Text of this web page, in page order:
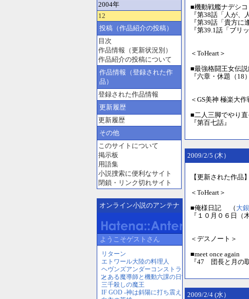
2004年
12
投稿（作品紹介の投稿）
目次
作品情報（更新状況別）
作品紹介の投稿について
作品情報（登録された作
品）
登録された作品情報
更新履歴
更新履歴
その他
このサイトについて
掲示板
用語集
小説捜索に便利なサイト
閉鎖・リンク切れサイト
オンライン小説のアンテナ
■機動戦艦ナデシ
『第38話「人が、
『第39話「貴方に
『第39.1話「ブリ
＜ToHeart＞
■最強格闘王女伝
『六章・休題（18）
＜GS美神 極楽大作
■二人三脚でやり
『第百七話』
2009/2/5 (木）
【更新された作品】
＜ToHeart＞
■俺様日記 （ 大
『１０月０６日（
＜デスノート＞
■meet once again
『47 団長と月の取
2009/2/4 (水）